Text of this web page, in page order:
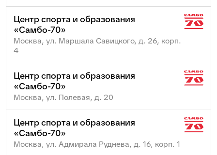
Центр спорта и образования
«Самбо-70»
Москва, ул. Маршала Савицкого, д. 26, корп.
4
Центр спорта и образования
«Самбо-70»
Москва, ул. Полевая, д. 20
Центр спорта и образования
«Самбо-70»
Москва, ул. Адмирала Руднева, д. 16, корп. 1